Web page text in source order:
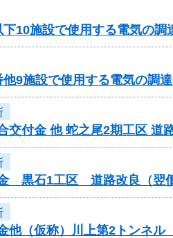
10施設で使用する電気の調
9施設で使用する電気の調
交付金 他 蛇之尾2期工区 道
黒石1工区 道路改良（翌
他（仮称）川上第2トンネ